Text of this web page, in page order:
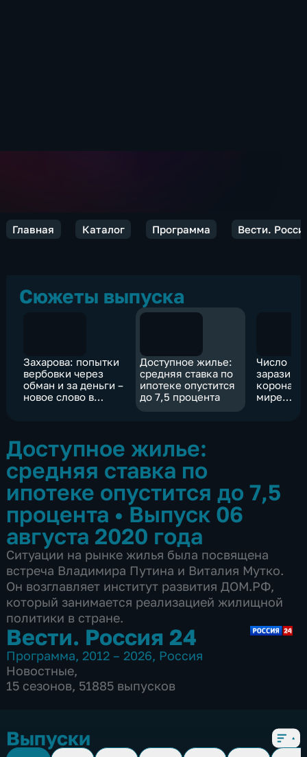
Главная Каталог Программа Вести.
Сюжеты выпуска
Захарова: попытки
вербовки через
обман и за деньги –
новое слово в
Доступное жилье:
средняя ставка по
ипотеке опустится
до 7,5 процента
Число
мире
Доступное жилье:
средняя ставка по
ипотеке опустится до 7,5
процента •Выпуск 06
августа 2020 года
Ситуации на рынке жилья была посвящена
встреча Владимира Путина и Виталия Мутко.
Он возглавляет институт развития ДОМ.РФ,
который занимается реализацией жилищной
политики в стране.
Вести. Россия 24
Программа, 2012 – 2026, Россия
Новостные,
15 сезонов, 51885 выпусков
Выпуски